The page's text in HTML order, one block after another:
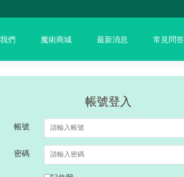
們 魔術商城 最新消息 常見問答
帳號登入
帳號
密碼